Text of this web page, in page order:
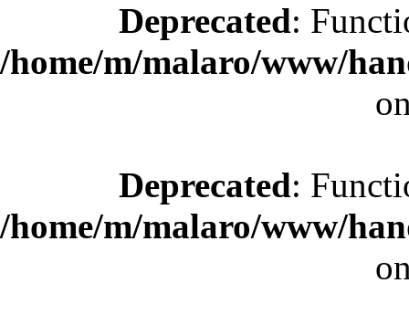
Deprecated:
/home/m/malaro/www/
Deprecated:
/home/m/malaro/www/